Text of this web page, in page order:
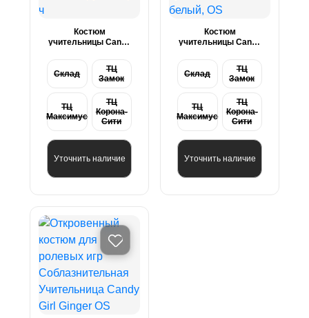
Костюм
учительницы Candy
пажами,трусы,перчатки,галстук,чулки,очки,указка),
Склад
ТЦ
Замок
ТЦ
Максимус
ТЦ
Корона-
Сити
Уточнить наличие
Костюм
учительницы Candy
чулки), черно-
белый, OS
Склад
ТЦ
Замок
ТЦ
Максимус
ТЦ
Корона-
Сити
Уточнить наличие